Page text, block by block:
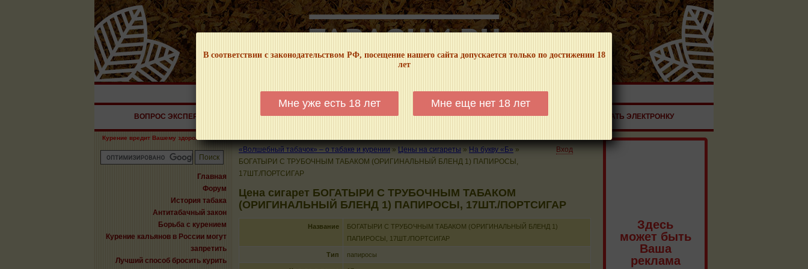
В соответствии с законодательством РФ, посещение нашего сайта допускается только по достижении 18
лет
Мне уже есть 18 лет Мне еще нет 18 лет
НАШ ПОРТАЛ – ИНФОРМАЦИОННЫЙ! МЫ НЕ ЗАНИМАЕМСЯ ПРОДАЖЕЙ И РЕКЛАМОЙ ТАБАЧНОЙ ПРОДУКЦИИ!
ВОПРОС ЭКСПЕРТУ КАЛЬЯНЫ ТРУБКИ ГДЕ КУПИТЬ ГДЕ ПОКУРИТЬ КУРЕНИЕ И ЗДОРОВЬЕ ЗАКАЗАТЬ ЭЛЕКТРОНКУ
Курение вредит Вашему здоровью!
Главная
Форум
История табака
Антитабачный закон
Борьба с курением
Курение кальянов в России могут
запретить
Лучший способ бросить курить
«Волшебный табачок» – о табаке и курении » Цены на сигареты » На букву «Б» »
БОГАТЫРИ С ТРУБОЧНЫМ ТАБАКОМ (ОРИГИНАЛЬНЫЙ БЛЕНД 1) ПАПИРОСЫ,
17ШТ./ПОРТСИГАР
Вход
Цена сигарет БОГАТЫРИ С ТРУБОЧНЫМ ТАБАКОМ
(ОРИГИНАЛЬНЫЙ БЛЕНД 1) ПАПИРОСЫ, 17ШТ./ПОРТСИГАР
Название
БОГАТЫРИ С ТРУБОЧНЫМ ТАБАКОМ (ОРИГИНАЛЬНЫЙ БЛЕНД 1)
ПАПИРОСЫ, 17ШТ./ПОРТСИГАР
Тип папиросы
Здесь
может быть
Ваша
реклама